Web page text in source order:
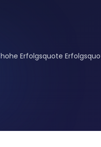
hohe Erfolgsquote